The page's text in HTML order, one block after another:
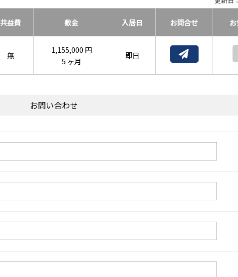
共益費 敷金 入居日 お問合せ
無
1,155,000 円
5 ヶ月
即日
お問い合わせ